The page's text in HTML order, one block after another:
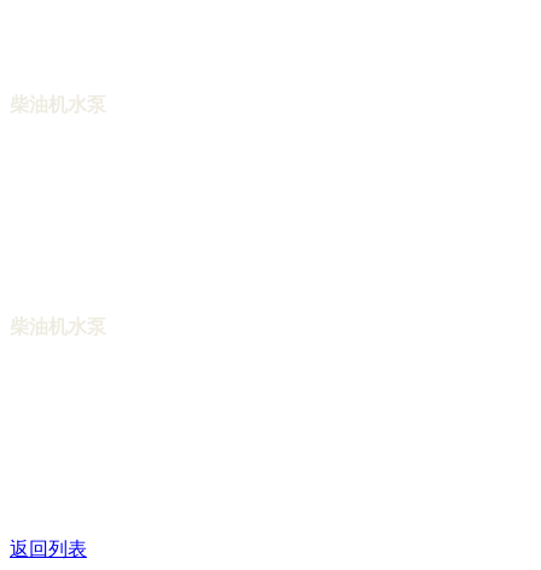
柴油机水泵
柴油机水泵
返回列表